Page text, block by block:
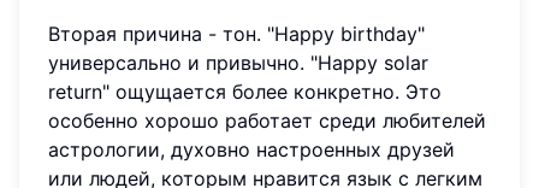
Вторая причина - тон. "Happy birthday"
универсально и привычно. "Happy solar
return" ощущается более конкретно. Это
особенно хорошо работает среди любителей
астрологии, духовно настроенных друзей
или людей, которым нравится язык с легким